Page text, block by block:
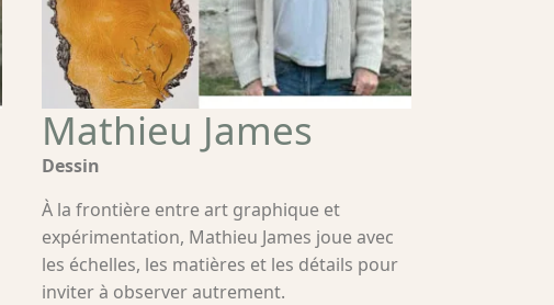
Mathieu James
Dessin
À la frontière entre art graphique et
expérimentation, Mathieu James joue avec
les échelles, les matières et les détails pour
inviter à observer autrement.